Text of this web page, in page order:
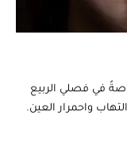
في فصلي الربيع
واحمرار العين.